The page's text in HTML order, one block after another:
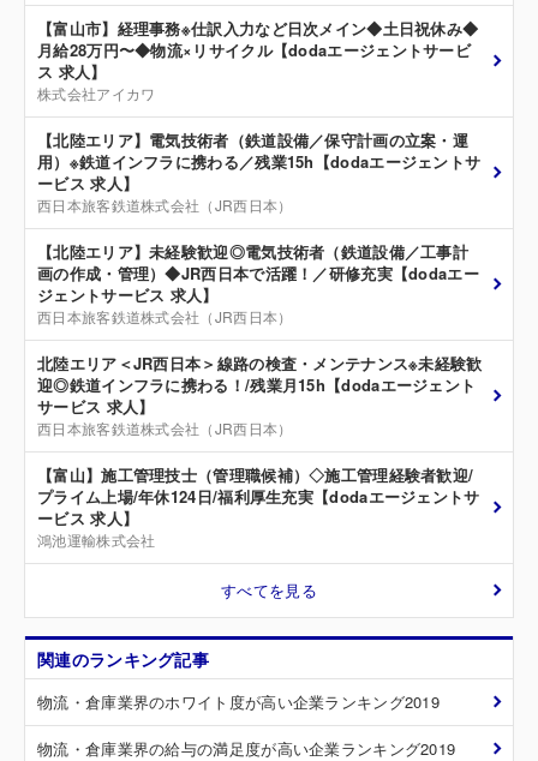
【富山市】経理事務※仕訳入力など日次メイン◆土日祝休み◆
月給28万円〜◆物流×リサイクル【dodaエージェントサービ
ス 求人】
株式会社アイカワ
【北陸エリア】電気技術者（鉄道設備／保守計画の立案・運
用）※鉄道インフラに携わる／残業15h【dodaエージェントサ
ービス 求人】
西日本旅客鉄道株式会社（JR西日本）
【北陸エリア】未経験歓迎◎電気技術者（鉄道設備／工事計
画の作成・管理）◆JR西日本で活躍！／研修充実【dodaエー
ジェントサービス 求人】
西日本旅客鉄道株式会社（JR西日本）
北陸エリア＜JR西日本＞線路の検査・メンテナンス※未経験歓
迎◎鉄道インフラに携わる！/残業月15h【dodaエージェント
サービス 求人】
西日本旅客鉄道株式会社（JR西日本）
【富山】施工管理技士（管理職候補）◇施工管理経験者歓迎/
プライム上場/年休124日/福利厚生充実【dodaエージェントサ
ービス 求人】
鴻池運輸株式会社
すべてを見る
関連のランキング記事
物流・倉庫業界のホワイト度が高い企業ランキング2019
物流・倉庫業界の給与の満足度が高い企業ランキング2019